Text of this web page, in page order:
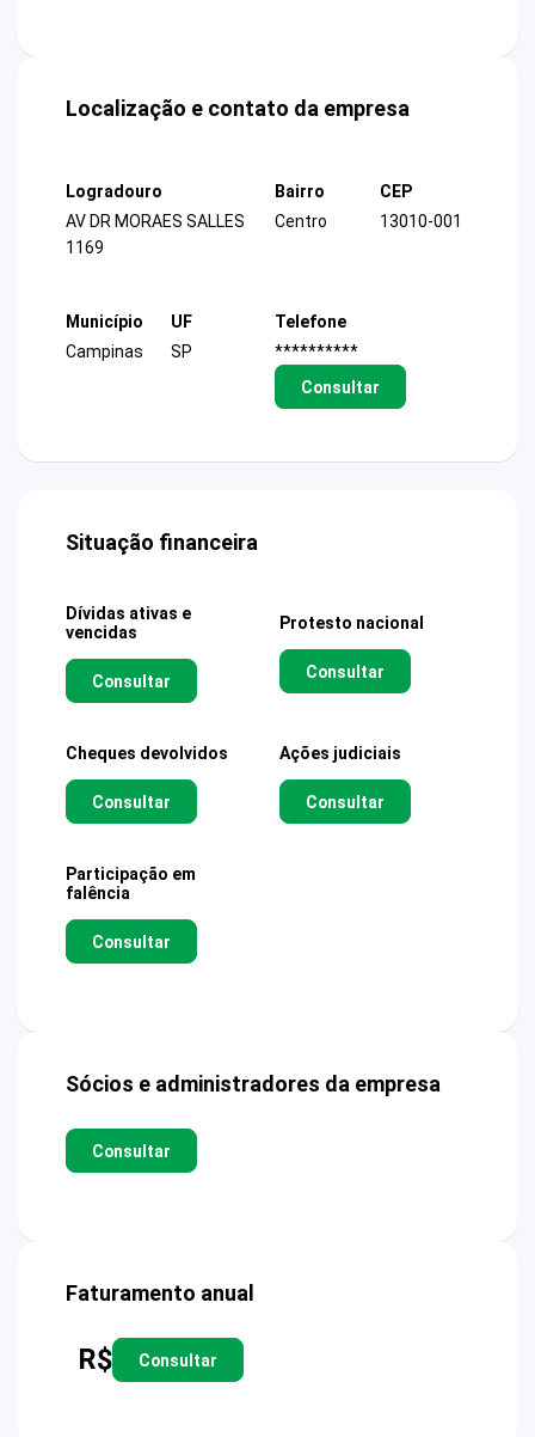
Localização e contato da empresa
Logradouro
AV DR MORAES SALLES
1169
Bairro
Centro
CEP
13010-001
Município
Campinas
UF
SP
Telefone
**********
Consultar
Situação financeira
Dívidas ativas e
vencidas
Consultar
Protesto nacional
Consultar
Cheques devolvidos
Consultar
Ações judiciais
Consultar
Participação em
falência
Consultar
Sócios e administradores da empresa
Consultar
Faturamento anual
R$ Consultar